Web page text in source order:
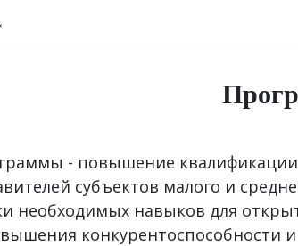
- повышение квалификации
субъектов малого и
необходимых навыков для
конкурентоспособности и